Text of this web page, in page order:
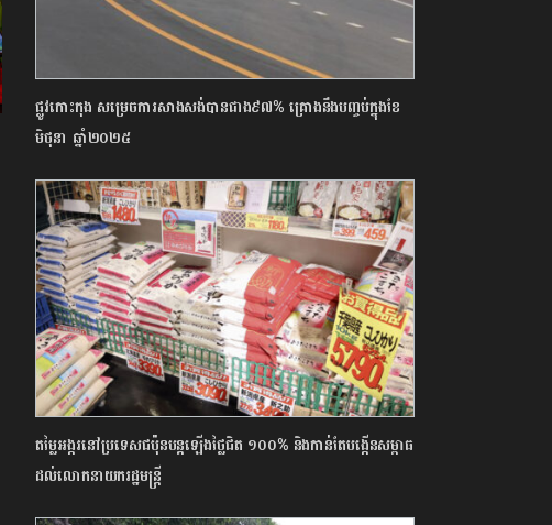
ផ្លូវកោះកុង សម្រេចការសាងសង់បានជាង៩៧% គ្រោងនឹងបញ្ចប់ក្នុងខែ
មិថុនា ឆ្នាំ២០២៥
តម្លៃអង្ករនៅប្រទេសជប៉ុនបន្តឡើងថ្លៃជិត ១០០% និងកាន់តែបង្កើនសម្ពាធ
ដល់លោកនាយករដ្ឋមន្ត្រី